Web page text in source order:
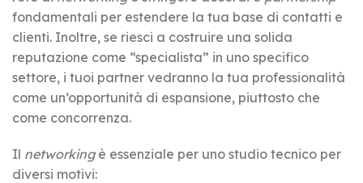
fondamentali per estendere la tua base di contatti e
clienti. Inoltre, se riesci a costruire una solida
reputazione come “specialista” in uno specifico
settore, i tuoi partner vedranno la tua professionalità
come un’opportunità di espansione, piuttosto che
come concorrenza.
Il networkingè essenziale per uno studio tecnico per
diversi motivi: